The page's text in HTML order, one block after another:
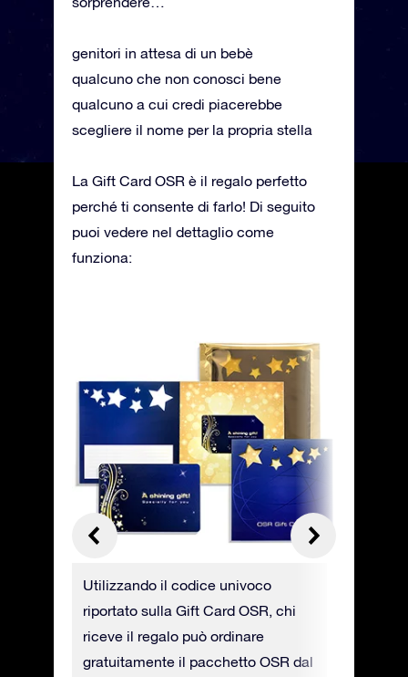
genitori in attesa di un bebè
qualcuno che non conosci bene
qualcuno a cui credi piacerebbe
scegliere il nome per la propria stella
La Gift Card OSR è il regalo perfetto
perché ti consente di farlo! Di seguito
puoi vedere nel dettaglio come
funziona:
Utilizzando il codice univoco
riportato sulla Gift Card OSR, chi
riceve il regalo può ordinare
gratuitamente il pacchetto OSR dal